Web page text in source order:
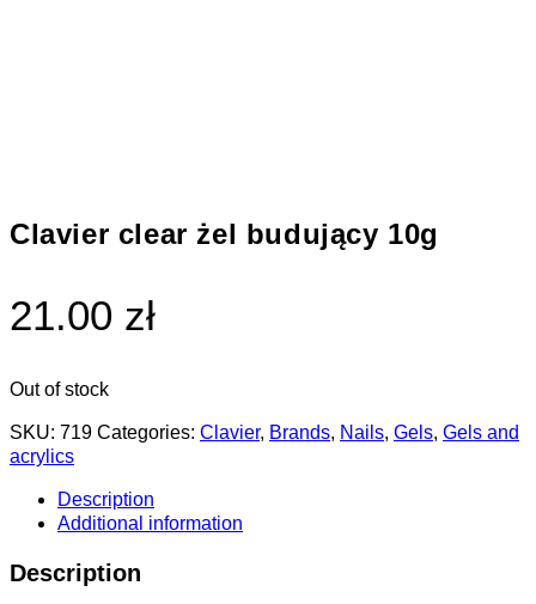
Clavier clear żel budujący 10g
21.00 zł
Out of stock
SKU: 719 Categories: Clavier, Brands, Nails, Gels, Gels and
acrylics
Description
Additional information
Description